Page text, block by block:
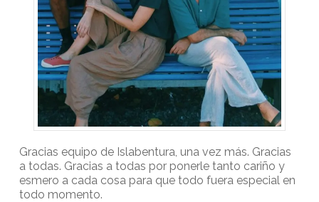
Gracias equipo de Islabentura, una vez más. Gracias
a todas. Gracias a todas por ponerle tanto cariño y
esmero a cada cosa para que todo fuera especial en
todo momento.